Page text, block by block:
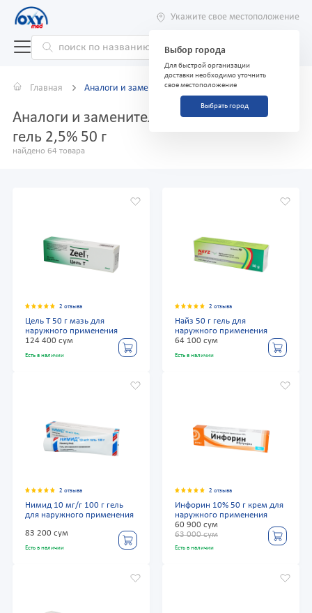
Укажите свое местоположение
Выбор города
Для быстрой организации
доставки необходимо уточнить
свое местоположение
Выбрать город
Главная Аналоги и заменители
Аналоги и заменители препарата Фастум-
гель 2,5% 50 г
найдено 64 товара
2 отзыва
Цель Т 50 г мазь для
наружного применения
124 400 сум
Есть в наличии
2 отзыва
Найз 50 г гель для
наружного применения
64 100 сум
Есть в наличии
2 отзыва
Нимид 10 мг/г 100 г гель
для наружного применения
83 200 сум
Есть в наличии
2 отзыва
Инфорин 10% 50 г крем для
наружного применения
60 900 сум
63 000 сум
Есть в наличии